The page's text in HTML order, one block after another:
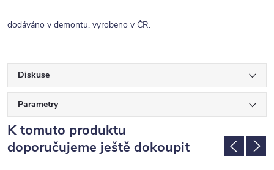
dodáváno v demontu, vyrobeno v ČR.
Diskuse
Parametry
K tomuto produktu
doporučujeme ještě dokoupit